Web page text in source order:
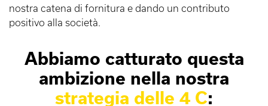
nostra catena di fornitura e dando un contributo
positivo alla società.
Abbiamo catturato questa
ambizione nella nostra
strategia delle 4 C: